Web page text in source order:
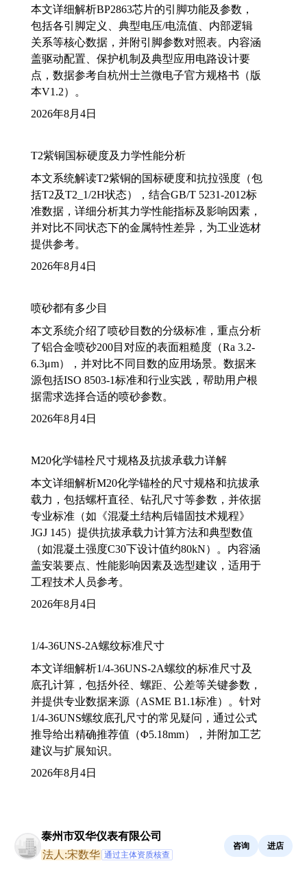
本文详细解析BP2863芯片的引脚功能及参数，
包括各引脚定义、典型电压/电流值、内部逻辑
关系等核心数据，并附引脚参数对照表。内容涵
盖驱动配置、保护机制及典型应用电路设计要
点，数据参考自杭州士兰微电子官方规格书（版
本V1.2）。
2026年8月4日
T2紫铜国标硬度及力学性能分析
本文系统解读T2紫铜的国标硬度和抗拉强度（包
括T2及T2_1/2H状态），结合GB/T 5231-2012标
准数据，详细分析其力学性能指标及影响因素，
并对比不同状态下的金属特性差异，为工业选材
提供参考。
2026年8月4日
喷砂都有多少目
本文系统介绍了喷砂目数的分级标准，重点分析
了铝合金喷砂200目对应的表面粗糙度（Ra 3.2-
6.3μm），并对比不同目数的应用场景。数据来
源包括ISO 8503-1标准和行业实践，帮助用户根
据需求选择合适的喷砂参数。
2026年8月4日
M20化学锚栓尺寸规格及抗拔承载力详解
本文详细解析M20化学锚栓的尺寸规格和抗拔承
载力，包括螺杆直径、钻孔尺寸等参数，并依据
专业标准（如《混凝土结构后锚固技术规程》
JGJ 145）提供抗拔承载力计算方法和典型数值
（如混凝土强度C30下设计值约80kN）。内容涵
盖安装要点、性能影响因素及选型建议，适用于
工程技术人员参考。
2026年8月4日
1/4-36UNS-2A螺纹标准尺寸
本文详细解析1/4-36UNS-2A螺纹的标准尺寸及
底孔计算，包括外径、螺距、公差等关键参数，
并提供专业数据来源（ASME B1.1标准）。针对
1/4-36UNS螺纹底孔尺寸的常见疑问，通过公式
推导给出精确推荐值（Φ5.18mm），并附加工艺
建议与扩展知识。
2026年8月4日
泰州市双华仪表有限公司
法人:宋数华 通过主体资质核查
咨询 进店